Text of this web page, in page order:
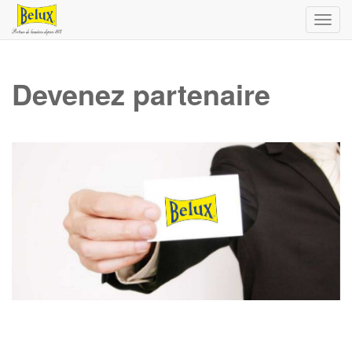
Devenez partenaire